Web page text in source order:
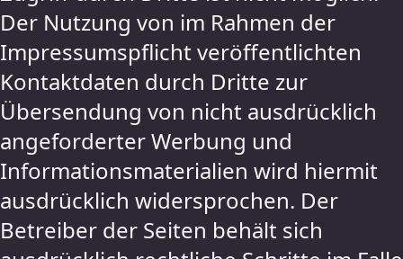
Der Nutzung von im Rahmen der
Impressumspflicht veröffentlichten
Kontaktdaten durch Dritte zur
Übersendung von nicht ausdrücklich
angeforderter Werbung und
Informationsmaterialien wird hiermit
ausdrücklich widersprochen. Der
Betreiber der Seiten behält sich